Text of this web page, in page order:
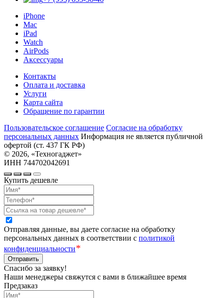
iPhone
Mac
iPad
Watch
AirPods
Аксессуары
Контакты
Оплата и доставка
Услуги
Карта сайта
Обращение по гарантии
Пользовательское соглашение Cогласие на обработку
персональных данных Информация не является публичной
офертой (ст. 437 ГК РФ)
© 2026, «Техногаджет»
ИНН 744702042691
Купить дешевле
Отправляя данные, вы даете согласие на обработку
персональных данных в соответствии с политикой
конфиденциальности*
Отправить
Спасибо за заявку!
Наши менеджеры свяжутся с вами в ближайшее время
Предзаказ